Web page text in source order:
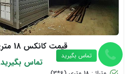
قیمت کانکس 18 متری مدرن
تماس
تماس بگیرید